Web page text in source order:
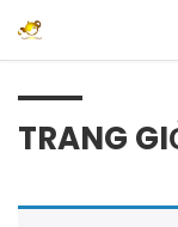
TRANG